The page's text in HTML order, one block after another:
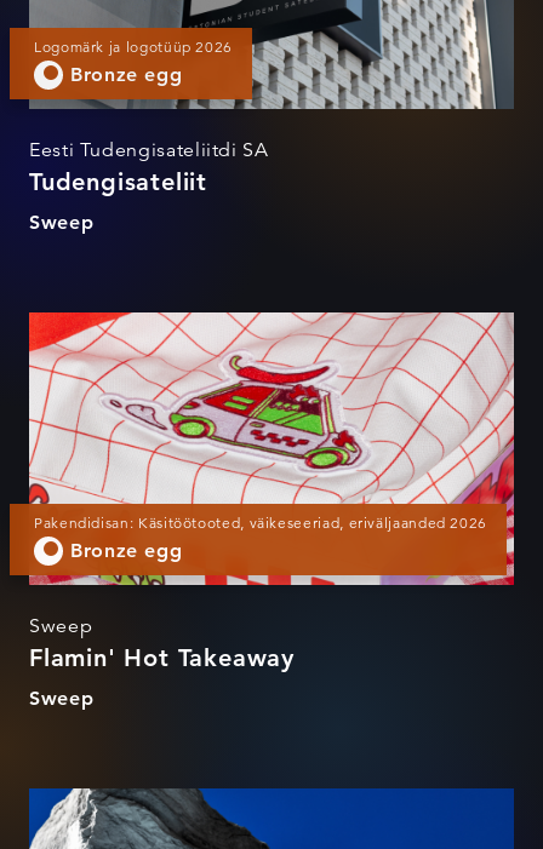
Logomärk ja logotüüp 2026
Bronze egg
Eesti Tudengisateliitdi SA
Tudengisateliit
Sweep
Flamin' Hot Takeaway
Pakendidisan: Käsitöötooted, väikeseeriad, eriväljaanded 2026
Bronze egg
Sweep
Flamin' Hot Takeaway
Sweep
e-Residency card kit